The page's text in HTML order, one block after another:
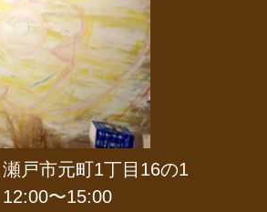
瀬戸市元町1丁目16の1
12:00〜15:00